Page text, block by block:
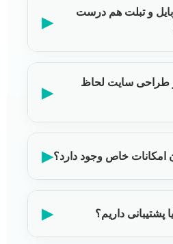
و تبلت هم درست
▶
طراحی سایت لحاظ
▶
امکانات خاص وجود دارد؟▶
پشتیبانی داریم؟ ▶